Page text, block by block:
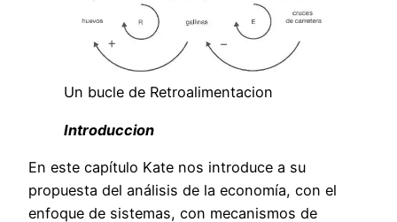
Un bucle de Retroalimentacion
Introduccion
En este capítulo Kate nos introduce a su
propuesta del análisis de la economía, con el
enfoque de sistemas, con mecanismos de